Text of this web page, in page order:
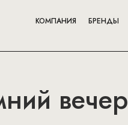
КОМПАНИЯ БРЕНДЫ
вечер